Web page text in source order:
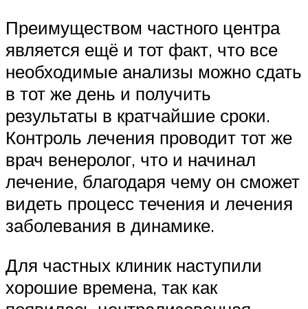
Преимуществом частного центра
является ещё и тот факт, что все
необходимые анализы можно сдать
в тот же день и получить
результаты в кратчайшие сроки.
Контроль лечения проводит тот же
врач венеролог, что и начинал
лечение, благодаря чему он сможет
видеть процесс течения и лечения
заболевания в динамике.
Для частных клиник наступили
хорошие времена, так как